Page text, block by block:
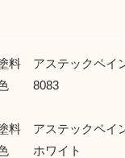
アステックペイン
8083
アステックペイ
ワイト